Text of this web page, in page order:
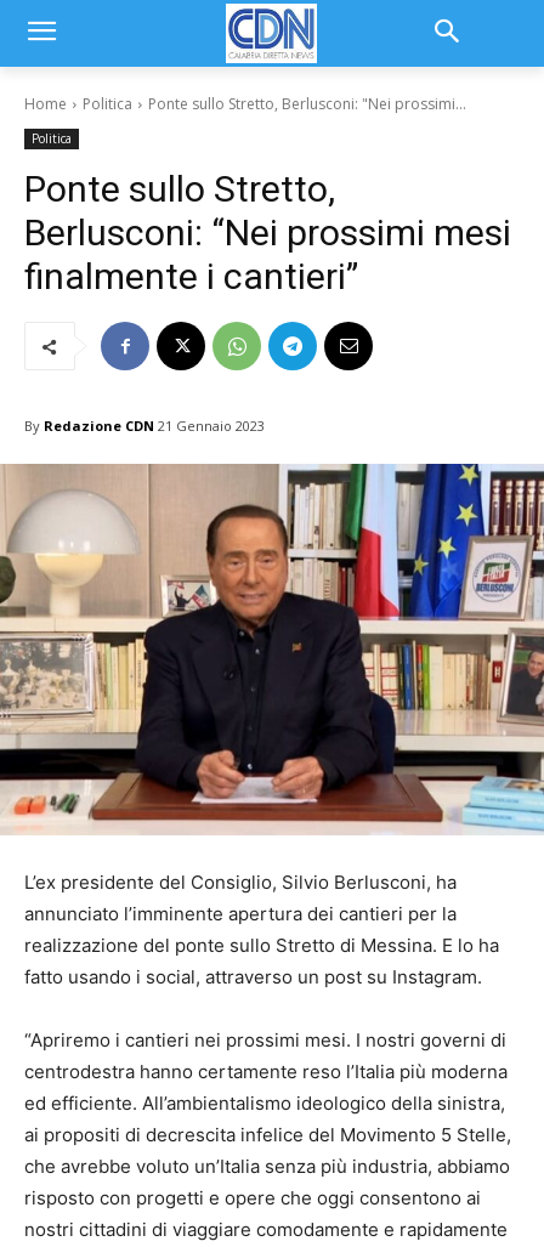
Home Politica Ponte sullo Stretto, Berlusconi: "Nei prossimi...
Politica
Ponte sullo Stretto,
Berlusconi: “Nei prossimi mesi
finalmente i cantieri”
By Redazione CDN 21 Gennaio 2023
L’ex presidente del Consiglio, Silvio Berlusconi, ha
annunciato l’imminente apertura dei cantieri per la
realizzazione del ponte sullo Stretto di Messina. E lo ha
fatto usando i social, attraverso un post su Instagram.
“Apriremo i cantieri nei prossimi mesi. I nostri governi di
centrodestra hanno certamente reso l’Italia più moderna
ed efficiente. All’ambientalismo ideologico della sinistra,
ai propositi di decrescita infelice del Movimento 5 Stelle,
che avrebbe voluto un’Italia senza più industria, abbiamo
risposto con progetti e opere che oggi consentono ai
nostri cittadini di viaggiare comodamente e rapidamente